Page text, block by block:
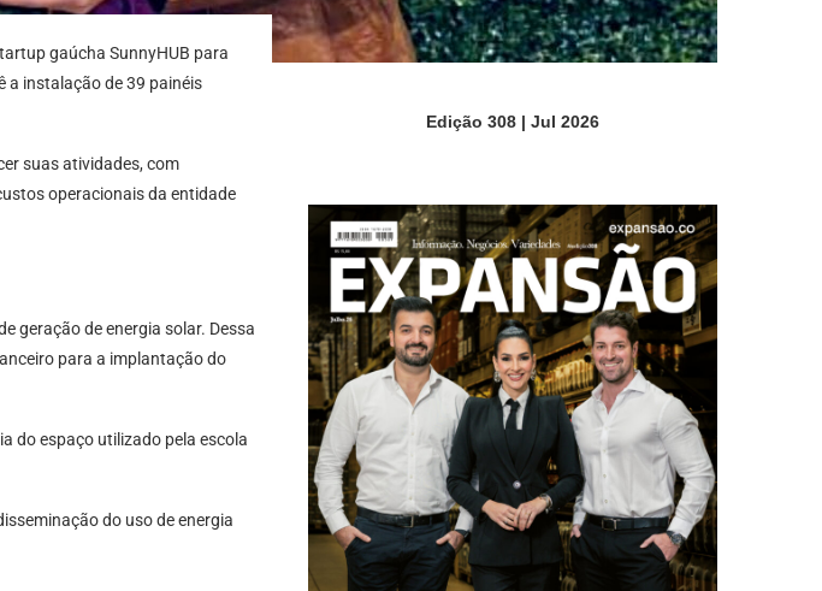
gaúcha SunnyHUB para
a instalação de 39 painéis
suas atividades, com
operacionais da entidade
geração de energia solar. Dessa
para a implantação do
do espaço utilizado pela escola
do uso de energia
Edição 308 | Jul 2026